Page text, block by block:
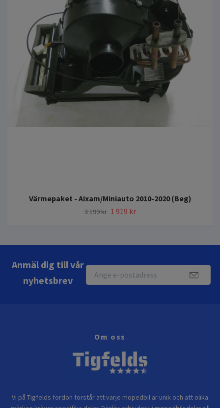
Värmepaket - Aixam/Miniauto 2010-2020 (Beg)
3 199 kr 1 919 kr
Anmäl dig till vår
nyhetsbrev
Om oss
Vi på Tigfelds fordon förstår att varje mopedbil är unik och att olika